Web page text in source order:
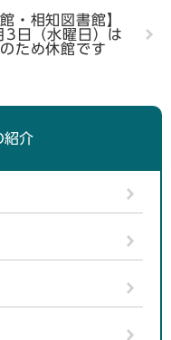
・相知図書館】
日（水曜日）は
ため休館です
紹介